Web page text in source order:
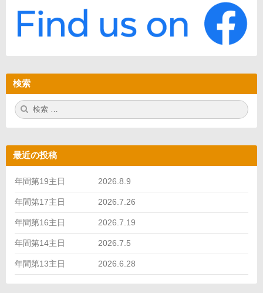
検索
検
索:
最近の投稿
年間第19主日 2026.8.9
年間第17主日 2026.7.26
年間第16主日 2026.7.19
年間第14主日 2026.7.5
年間第13主日 2026.6.28